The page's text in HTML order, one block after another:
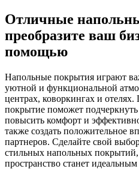
Отличные
преобразите ваш
помощью
Напольные покрытия играют
уютной и функциональной
центрах, коворкингах и
покрытие поможет подчеркнуть
повысить комфорт и
также создать положительное
партнеров. Сделайте свой
стильных напольных
пространство станет